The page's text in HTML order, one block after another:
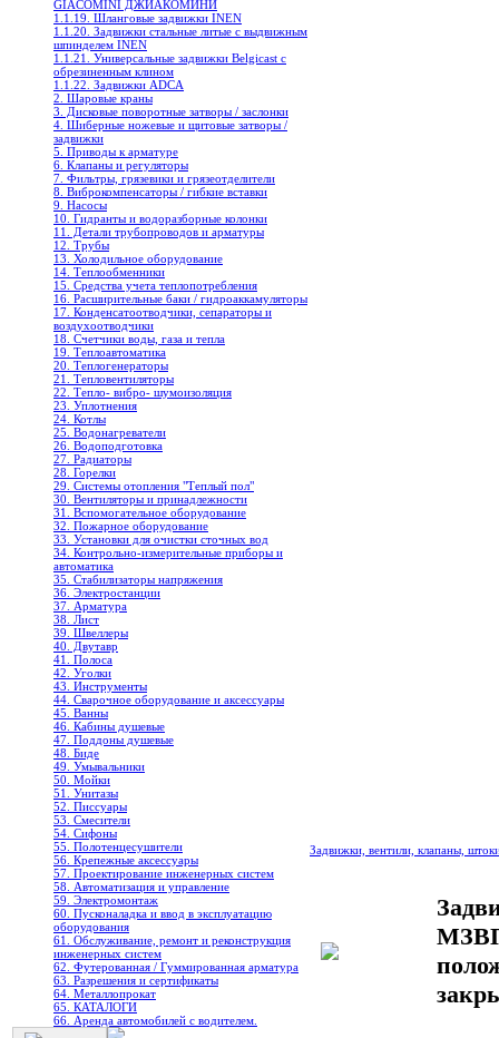
GIACOMINI ДЖИАКОМИНИ
1.1.19. Шланговые задвижки INEN
1.1.20. Задвижки стальные литые с выдвижным
шпинделем INEN
1.1.21. Универсальные задвижки Belgicast с
обрезиненным клином
1.1.22. Задвижки ADCA
2. Шаровые краны
3. Дисковые поворотные затворы / заслонки
4. Шиберные ножевые и щитовые затворы /
задвижки
5. Приводы к арматуре
6. Клапаны и регуляторы
7. Фильтры, грязевики и грязеотделители
8. Виброкомпенсаторы / гибкие вставки
9. Насосы
10. Гидранты и водоразборные колонки
11. Детали трубопроводов и арматуры
12. Трубы
13. Холодильное oборудование
14. Теплообменники
15. Средства учета теплопотребления
16. Расширительные баки / гидроаккамуляторы
17. Конденсатоотводчики, сепараторы и
воздухоотводчики
18. Счетчики воды, газа и тепла
19. Теплоавтоматика
20. Теплогенераторы
21. Тепловентиляторы
22. Тепло- вибро- шумоизоляция
23. Уплотнения
24. Котлы
25. Водонагреватели
26. Водоподготовка
27. Радиаторы
28. Горелки
29. Системы отопления "Теплый пол"
30. Вентиляторы и принадлежности
31. Вспомогательное оборудование
32. Пожарное оборудование
33. Установки для очистки сточных вод
34. Контрольно-измерительные приборы и
автоматика
35. Стабилизаторы напряжения
36. Электростанции
37. Арматура
38. Лист
39. Швеллеры
40. Двутавр
41. Полоса
42. Уголки
43. Инструменты
44. Сварочное оборудование и аксессуары
45. Ванны
46. Кабины душевые
47. Поддоны душевые
48. Биде
49. Умывальники
50. Мойки
51. Унитазы
52. Писсуары
53. Смесители
54. Сифоны
55. Полотенцесушители
56. Крепежные аксессуары
57. Проектирование инженерных систем
58. Автоматизация и управление
59. Электромонтаж
60. Пусконаладка и ввод в эксплуатацию
оборудования
61. Обслуживание, ремонт и реконструкция
инженерных систем
62. Футерованная / Гуммированная арматура
63. Разрешения и сертификаты
64. Металлопрокат
65. КАТАЛОГИ
66. Аренда автомобилей с водителем.
Задвижки, вентили, клапаны,